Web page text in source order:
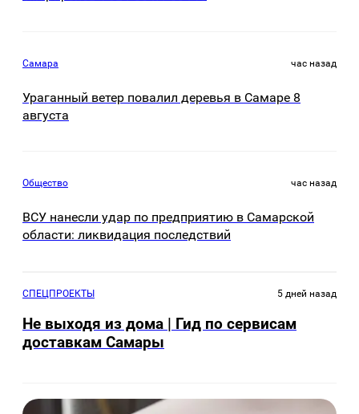
Самара час назад
Ураганный ветер повалил деревья в Самаре 8
августа
Общество час назад
ВСУ нанесли удар по предприятию в Самарской
области: ликвидация последствий
СПЕЦПРОЕКТЫ 5 дней назад
Не выходя из дома | Гид по сервисам
доставкам Самары